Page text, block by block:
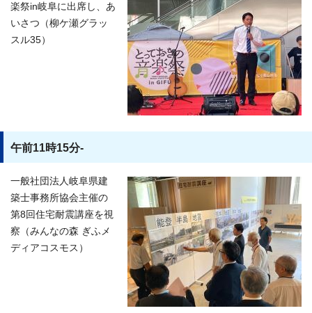
楽祭in岐阜に出席し、あ
いさつ（柳ケ瀬グラッ
スル35）
午前11時15分-
一般社団法人岐阜県建
築士事務所協会主催の
第8回住宅耐震講座を視
察（みんなの森 ぎふメ
ディアコスモス）